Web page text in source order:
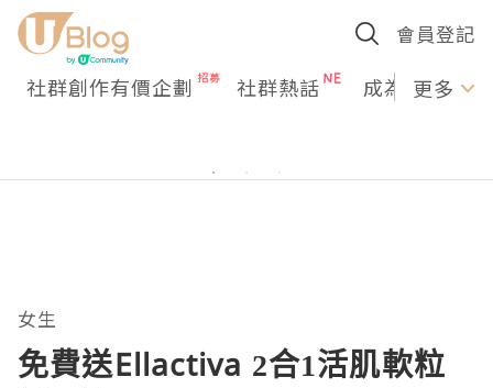
會員登記
社群創作有價企劃 社群熱話 成為U更多
女生
免費送Ellactiva 2合1活肌軟粒